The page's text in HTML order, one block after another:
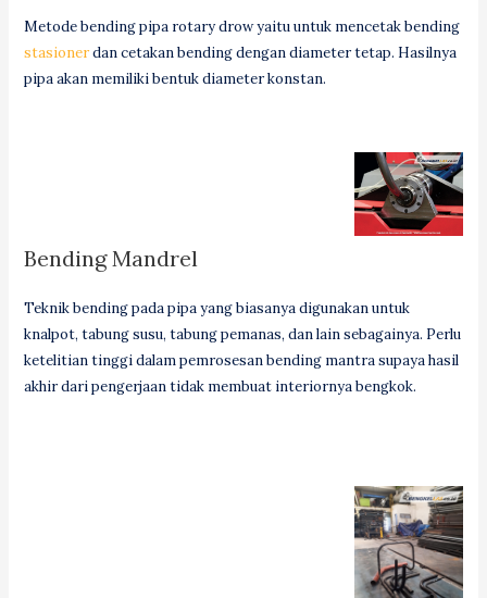
Metode bending pipa rotary drow yaitu untuk mencetak bending
stasionerdan cetakan bending dengan diameter tetap. Hasilnya
pipa akan memiliki bentuk diameter konstan.
Bending Mandrel
Teknik bending pada pipa yang biasanya digunakan untuk
knalpot, tabung susu, tabung pemanas, dan lain sebagainya. Perlu
ketelitian tinggi dalam pemrosesan bending mantra supaya hasil
akhir dari pengerjaan tidak membuat interiornya bengkok.